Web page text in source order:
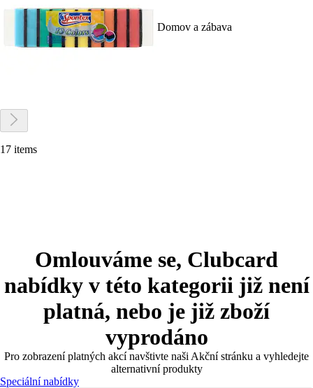
Domov a zábava
17 items
Omlouváme se, Clubcard
nabídky v této kategorii již není
platná, nebo je již zboží
vyprodáno
Pro zobrazení platných akcí navštivte naši Akční stránku a vyhledejte
alternativní produkty
Speciální nabídky